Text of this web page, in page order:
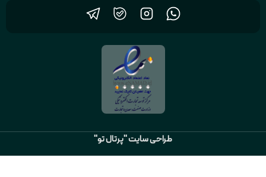
طراحی سایت "پرتال تو"